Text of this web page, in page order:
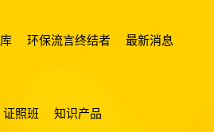
环保流言终结者 最新消息
证照班 知识产品